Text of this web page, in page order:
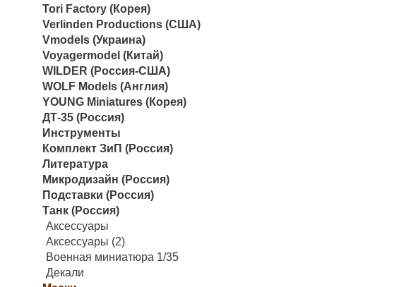
Tori Factory (Корея)
Verlinden Productions (США)
Vmodels (Украина)
Voyagermodel (Китай)
WILDER (Россия-США)
WOLF Models (Англия)
YOUNG Miniatures (Корея)
ДТ-35 (Россия)
Инструменты
Комплект ЗиП (Россия)
Литература
Микродизайн (Россия)
Подставки (Россия)
Танк (Россия)
Аксессуары
Аксессуары (2)
Военная миниатюра 1/35
Декали